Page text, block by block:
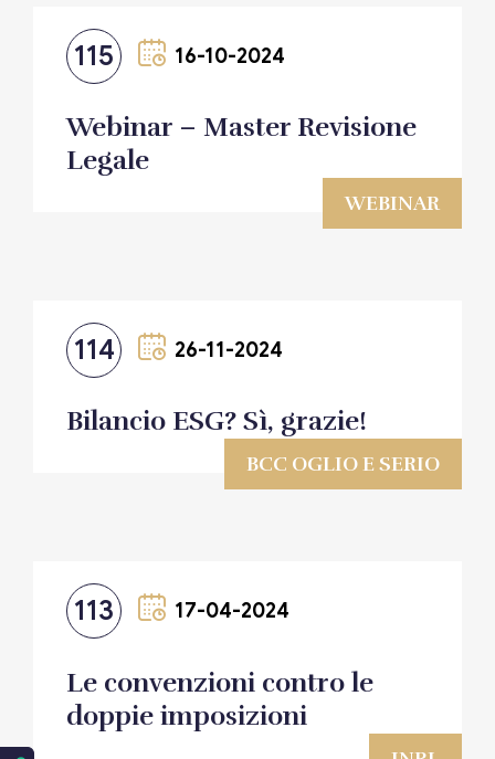
115 16-10-2024
WEBINAR
Webinar – Master Revisione
Legale
114 26-11-2024
BCC OGLIO E SERIO
Bilancio ESG? Sì, grazie!
113 17-04-2024
Le convenzioni contro le
doppie imposizioni